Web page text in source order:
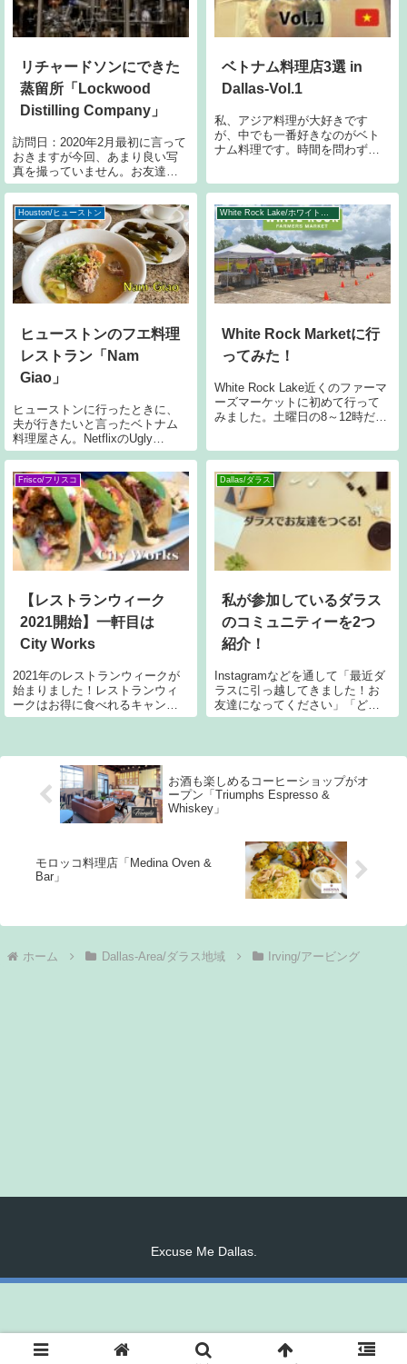
リチャードソンにできた
蒸留所「Lockwood
Distilling Company」
訪問日：2020年2月最初に言って
おきますが今回、あまり良い写
真を撮っていません。お友達と
10人ぐらいで行ったのですが、
い、全然写真を撮っていません
でした(>_<)Lockwood Distilling
Comp
ベトナム料理店3選 in
Dallas-Vol.1
私、アジア料理が大好きです
が、中でも一番好きなのがベト
ナム料理です。時間を問わずい
なんですが、辛くない料理のバ
リエーションも豊富です。ダラ
スはベトナム移民も多いため、
ベトナム料理屋さん
Houston/ヒューストン
ヒューストンのフエ料理
レストラン「Nam
Giao」
ヒューストンに行ったときに、
夫が行きたいと言ったベトナム
料理屋さん。NetflixのUgly
Deliciousという番組で出てきま
にも書いてあります。ベトナム
はベトナムでも、フエ（Thành
phố Huế）地
White Rock Lake/ホワイトロック湖周辺
White Rock Marketに行
ってみた！
White Rock Lake近くのファーマ
ーズマーケットに初めて行って
みました。土曜日の8～12時だけ
マップでは13時までと書いてあ
るのですが、12時ぐらいには閉
店ムードでした
Frisco/フリスコ
【レストランウィーク
2021開始】一軒目は
City Works
2021年のレストランウィークが
始まりました！レストランウィ
ークはお得に食べれるキャンペ
ーンです。詳しくは以下のブロ
ィークに行けなかったので、
2021年はコスパ良いところをま
わりた
Dallas/ダラス
私が参加しているダラス
のコミュニティーを2つ
紹介！
Instagramなどを通して「最近ダ
ラスに引っ越してきました！お
友達になってください」「どう
やったらお友達を作れます
参加できるコミュニティーを2つ
紹介した
お酒も楽しめるコーヒーショップがオ
ープン「Triumphs Espresso &
Whiskey」
モロッコ料理店「Medina Oven &
Bar」
ホーム Dallas-Area/ダラス地域 Irving/アービング
Excuse Me Dallas.